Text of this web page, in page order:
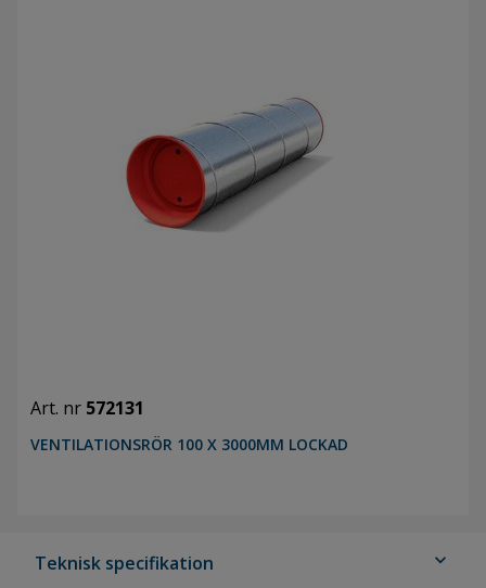
Art. nr 572131
VENTILATIONSRÖR 100 X 3000MM LOCKAD
Teknisk specifikation expand_more